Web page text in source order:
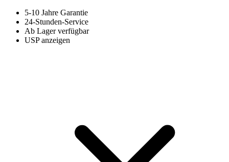
5-10 Jahre Garantie
24-Stunden-Service
Ab Lager verfügbar
USP anzeigen